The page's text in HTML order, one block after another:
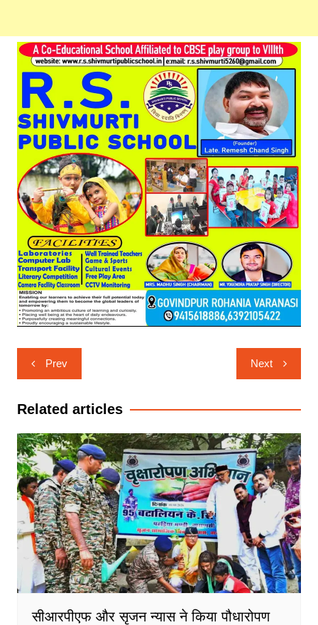
Post
navigation
Prev Next
Related articles
सीआरपीएफ और सृजन न्यास ने किया पौधारोपण